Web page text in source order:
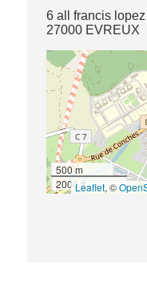
6 all francis lopez
27000 EVREUX
500 m
2000 ftLeaflet, ©